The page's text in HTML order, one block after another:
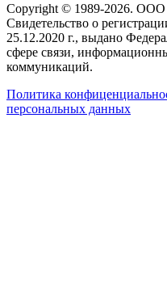
Copyright © 1989-2026.
Свидетельство о
25.12.2020 г., выдано
сфере связи,
коммуникаций.
Политика
персональных данных